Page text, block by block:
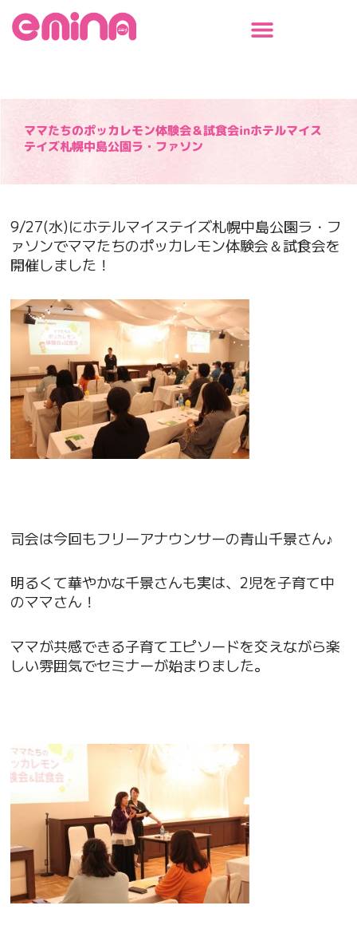
ママたちのポッカレモン体験会＆試食会inホテルマイス
テイズ札幌中島公園ラ・ファソン
9/27(水)にホテルマイステイズ札幌中島公園ラ・フ
ァソンでママたちのポッカレモン体験会＆試食会を
開催しました！
司会は今回もフリーアナウンサーの青山千景さん♪
明るくて華やかな千景さんも実は、2児を子育て中
のママさん！
ママが共感できる子育てエピソードを交えながら楽
しい雰囲気でセミナーが始まりました。